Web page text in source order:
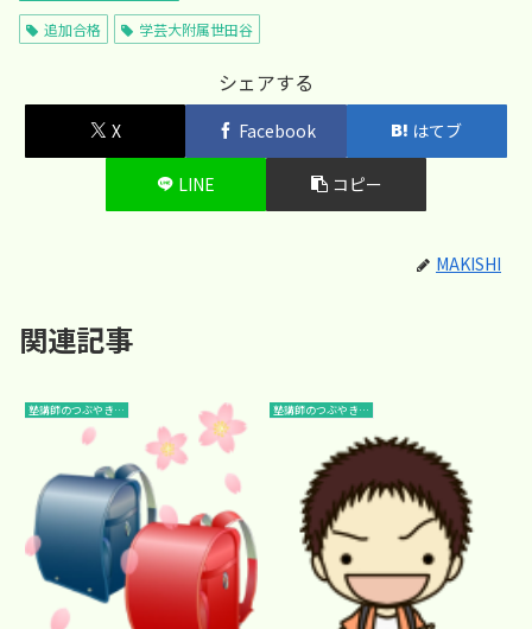
追加合格 学芸大附属世田谷
シェアする
X Facebook はてブ
LINE コピー
MAKISHI
関連記事
塾講師のつぶやき… 塾講師のつぶやき…